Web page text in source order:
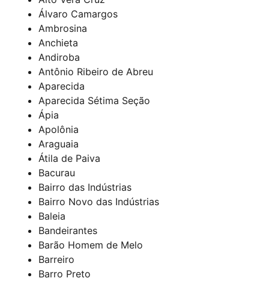
Álvaro Camargos
Ambrosina
Anchieta
Andiroba
Antônio Ribeiro de Abreu
Aparecida
Aparecida Sétima Seção
Ápia
Apolônia
Araguaia
Átila de Paiva
Bacurau
Bairro das Indústrias
Bairro Novo das Indústrias
Baleia
Bandeirantes
Barão Homem de Melo
Barreiro
Barro Preto